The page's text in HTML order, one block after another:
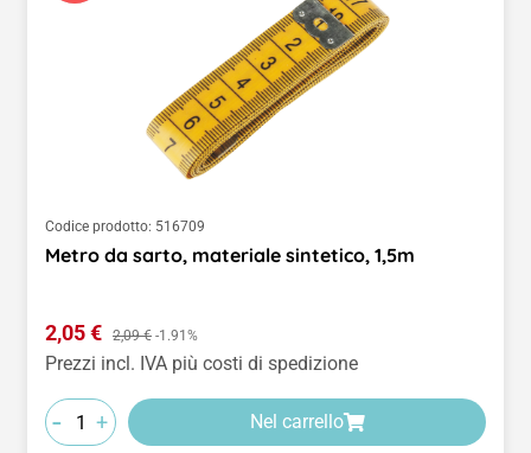
Codice prodotto: 516709
Metro da sarto, materiale sintetico, 1,5m
Prezzo di vendita:
2,05 € Prezzo normale:
2,09 € -1.91%
Prezzi incl. IVA più costi di spedizione
- + Nel carrello